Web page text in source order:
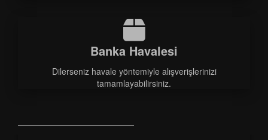
Banka Havalesi
Dilerseniz havale yöntemiyle alışverişlerinizi
tamamlayabilirsiniz.